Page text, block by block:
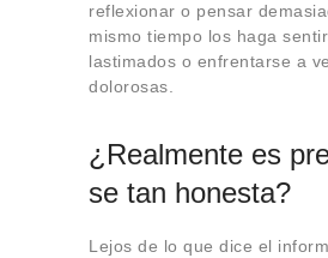
reflexionar o pensar
mismo tiempo los haga
lastimados o enfrentarse a
dolorosas.
¿Realmente es
se tan honesta?
Lejos de lo que dice el